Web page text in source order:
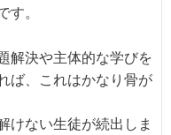
す。
解決や主体的な学びを
ば、これはかなり骨が
けない生徒が続出しま